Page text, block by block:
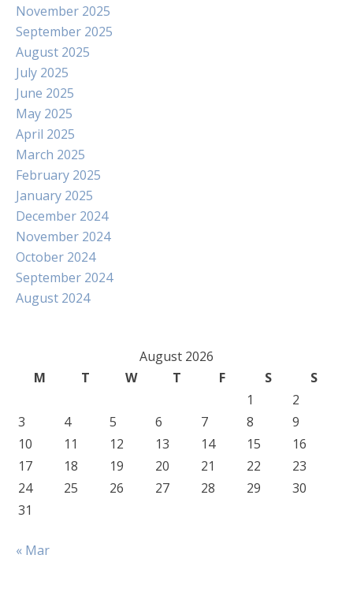
November 2025
September 2025
August 2025
July 2025
June 2025
May 2025
April 2025
March 2025
February 2025
January 2025
December 2024
November 2024
October 2024
September 2024
August 2024
August 2026
M
T W T F S
S
1
2
3
4 5 6 7 8
9
10
11 12 13 14 15
16
17
18 19 20 21 22
23
24
25 26 27 28 29
30
31
« Mar